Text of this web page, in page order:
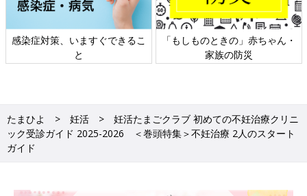
日本外来小児科学会リーフレッ
ト検討会
六星占術 細木かおりさんの人生
相談
たまひよ 妊活
妊活たまごクラブ 初めての不妊治療クリニ
ック受診ガイド 2025-2026 ＜巻頭特集＞不妊治療 2人のスタート
ガイド